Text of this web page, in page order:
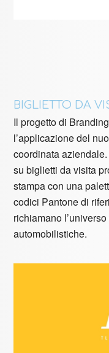
BIGLIETTO DA
Il progetto di
l’applicazione del
coordinata
su biglietti da visita
stampa con una
codici Pantone di
richiamano
automobilistiche.